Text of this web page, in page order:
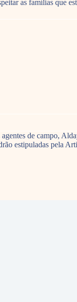
as famílias que
de campo,
estipuladas pela